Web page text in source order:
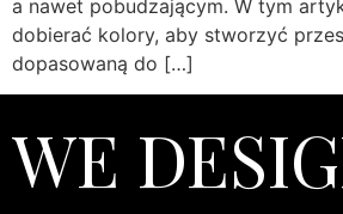
a nawet pobudzającym. W tym
dobierać kolory, aby stworzyć
dopasowaną do […]
WE